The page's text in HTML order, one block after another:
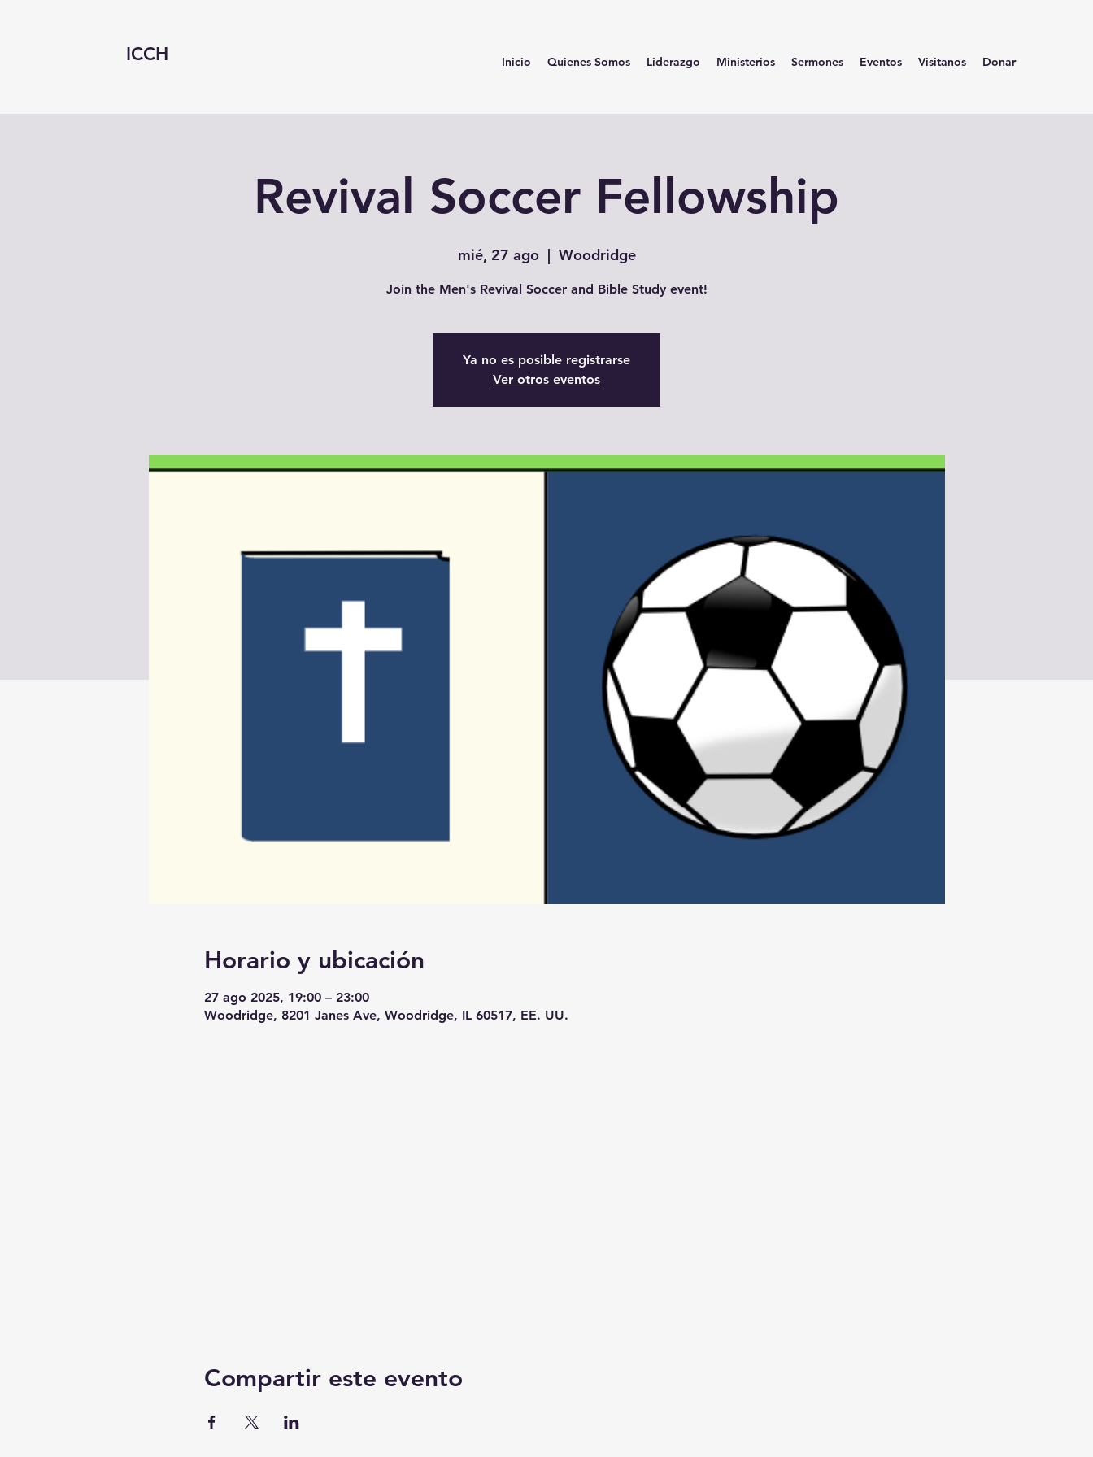
ICCH Inicio Quienes Somos Liderazgo Ministerios Sermones Eventos Visitanos Donar
Revival Soccer Fellowship
mié, 27 ago
  |
Woodridge
Join the Men's Revival Soccer and Bible Study event!
Ya no es posible registrarse
Ver otros eventos
Horario y ubicación
27 ago 2025, 19:00 – 23:00
Woodridge, 8201 Janes Ave, Woodridge, IL 60517, EE. UU.
Compartir este evento